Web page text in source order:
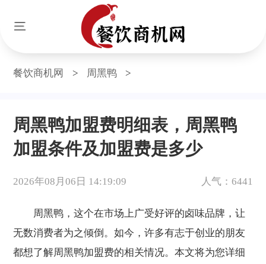
餐饮商机网 > 周黑鸭 >
周黑鸭加盟费明细表，周黑鸭
加盟条件及加盟费是多少
2026年08月06日 14:19:09 人气：6441
周黑鸭，这个在市场上广受好评的卤味品牌，让
无数消费者为之倾倒。如今，许多有志于创业的朋友
都想了解周黑鸭加盟费的相关情况。本文将为您详细